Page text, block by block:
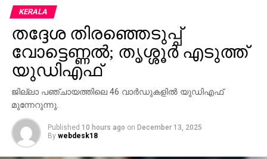
— Rahul Gandhi
(@RahulGandhi)March 26,
2018
RELATED TOPICS: MODI-RAHUL
UP NEXT
മുഖ്യമന്ത്രിയെ അധിക്ഷേപിച്ച് പരാമര്‍ശം;
യുവാവ് അറസ്റ്റില്‍
KERALA
തദ്ദേശ തിരഞ്ഞെടുപ്പ്
വോട്ടെണ്ണല്‍; തൃശ്ശൂര്‍ എടുത്ത്
യുഡിഎഫ്
ജില്ലാ പഞ്ചായത്തിലെ 46 വാര്‍ഡുകളില്‍ യുഡിഎഫ്
മുന്നേറുന്നു.
Published 10 hours ago on December 13, 2025
By webdesk18